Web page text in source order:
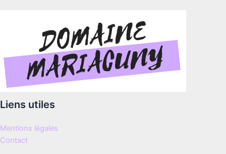
Liens utiles
Mentions légales
Contact